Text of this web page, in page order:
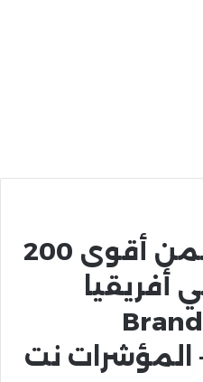
بنك القاهرة ضمن أقوى 200
أفريقيا
وفقًا لتصنيف Brand